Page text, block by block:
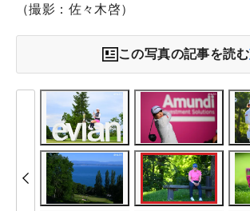
（撮影：佐々木啓）
この写真の記事を読む